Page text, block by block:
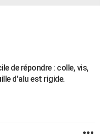
de répondre : colle, vis,
d'alu est rigide.